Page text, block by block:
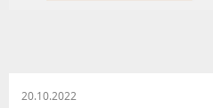
20.10.2022